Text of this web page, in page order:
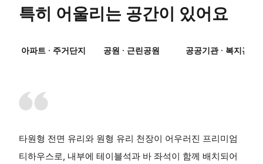
특히 어울리는 공간이 있어요
아파트 · 주거단지 공원 · 근린공원 공공기관 · 복지관
타원형 전면 유리와 원형 유리 천장이 어우러진 프리미엄
티하우스로, 내부에 테이블석과 바 좌석이 함께 배치되어